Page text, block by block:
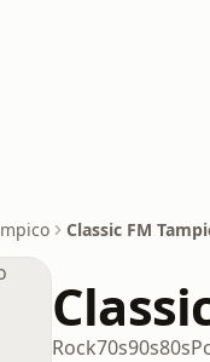
Classic FM
Rock70s90s80s